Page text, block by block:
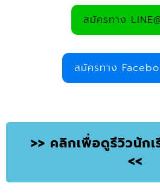
สมัครทาง
สมัครทาง
>> คลิกเพื่อดูรีวิวนัก
<<